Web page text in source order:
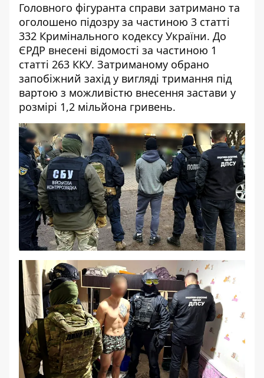
Головного фігуранта справи затримано та
оголошено підозру за частиною 3 статті
332 Кримінального кодексу України. До
ЄРДР внесені відомості за частиною 1
статті 263 ККУ. Затриманому обрано
запобіжний захід у вигляді тримання під
вартою з можливістю внесення застави у
розмірі 1,2 мільйона гривень.